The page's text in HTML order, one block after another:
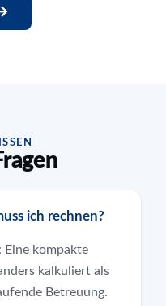
ich rechnen?
Eine kompakte
kalkuliert als
Betreuung.